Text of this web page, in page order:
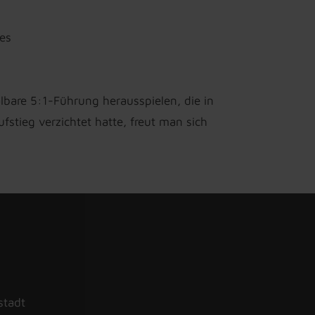
5:1-Führung herausspielen, die in
verzichtet hatte, freut man sich